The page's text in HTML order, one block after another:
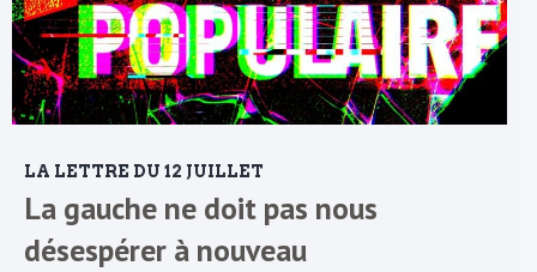
LA LETTRE DU 12 JUILLET
La gauche ne doit pas nous
désespérer à nouveau